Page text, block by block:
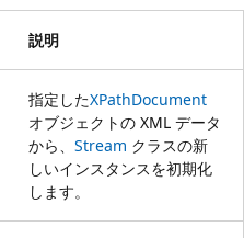
説明
指定したXPathDocument
オブジェクトの XML データ
から、 Stream クラスの新
しいインスタンスを初期化
します。